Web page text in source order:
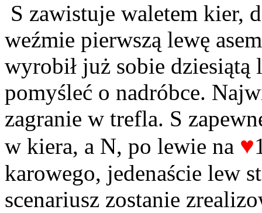
S zawistuje waletem kier,
weźmie pierwszą lewę
wyrobił już sobie dziesiątą
pomyśleć o nadróbce.
zagranie w trefla. S
w kiera, a N, po lewie na ♥
karowego, jedenaście lew
scenariusz zostanie